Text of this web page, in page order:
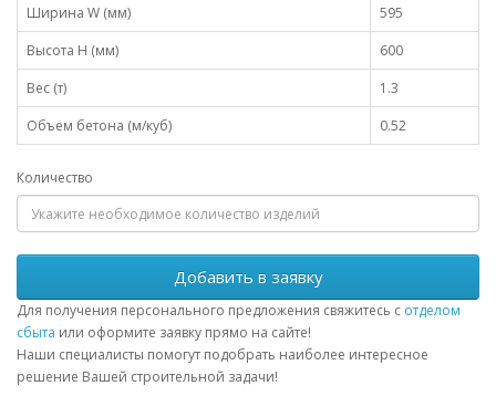
Ширина W (мм)
595
Высота H (мм)
600
Вес (т)
1.3
Объем бетона (м/куб)
0.52
Количество
Добавить в заявку
Для получения персонального предложения свяжитесь с отделом
сбыта или оформите заявку прямо на сайте!
Наши специалисты помогут подобрать наиболее интересное
решение Вашей строительной задачи!